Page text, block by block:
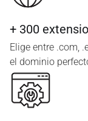
+ 300
Elige entre .com,
el dominio